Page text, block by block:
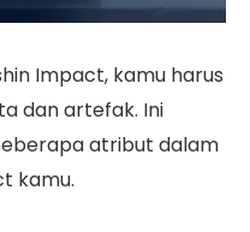
Impact, kamu harus
dan artefak. Ini
atribut dalam
kamu.